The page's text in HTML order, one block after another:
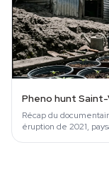
Pheno hunt
Récap du
éruption de 2021,